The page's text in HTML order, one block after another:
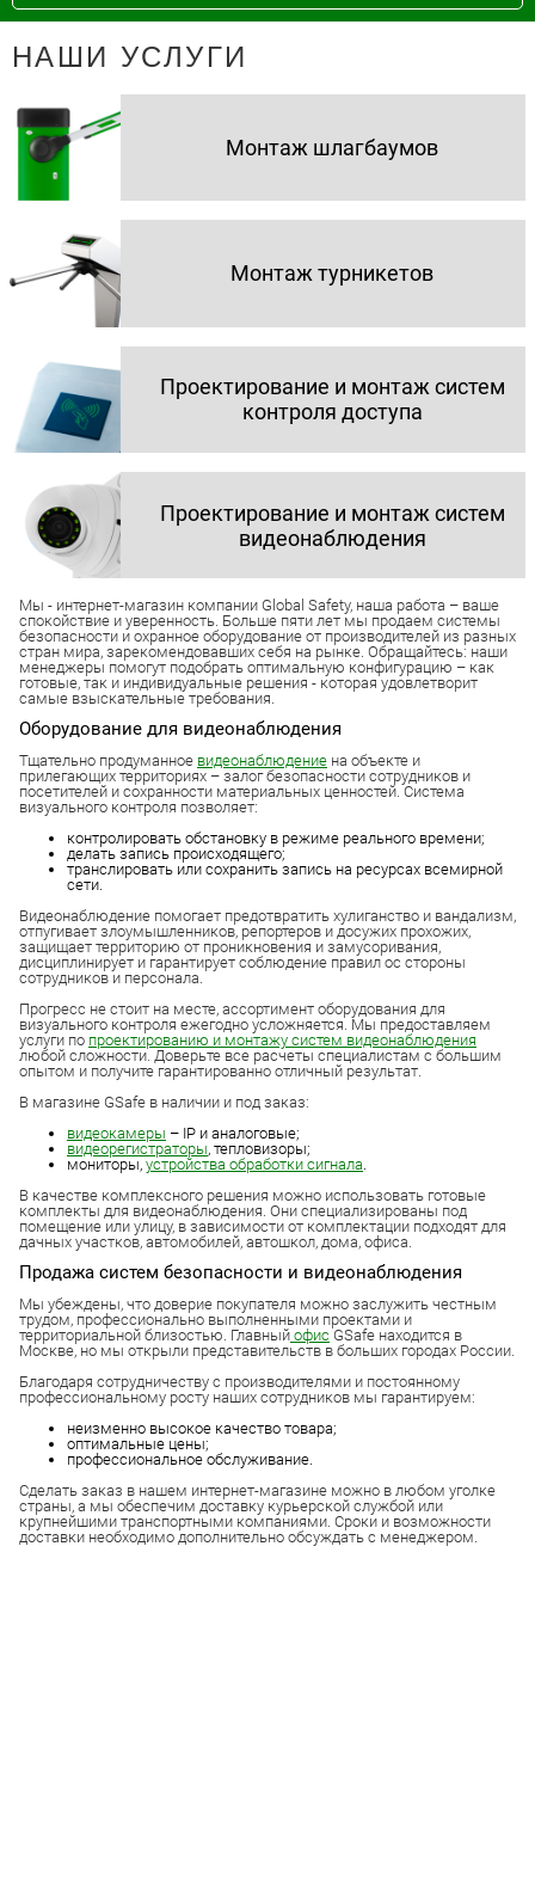
НАШИ УСЛУГИ
Монтаж шлагбаумов
Монтаж турникетов
Проектирование и монтаж систем
контроля доступа
Проектирование и монтаж систем
видеонаблюдения
Мы - интернет-магазин компании Global Safety, наша работа – ваше
спокойствие и уверенность. Больше пяти лет мы продаем системы
безопасности и охранное оборудование от производителей из разных
стран мира, зарекомендовавших себя на рынке. Обращайтесь: наши
менеджеры помогут подобрать оптимальную конфигурацию – как
готовые, так и индивидуальные решения - которая удовлетворит
самые взыскательные требования.
Оборудование для видеонаблюдения
Тщательно продуманное видеонаблюдение на объекте и
прилегающих территориях – залог безопасности сотрудников и
посетителей и сохранности материальных ценностей. Система
визуального контроля позволяет:
контролировать обстановку в режиме реального времени;
делать запись происходящего;
транслировать или сохранить запись на ресурсах всемирной
сети.
Видеонаблюдение помогает предотвратить хулиганство и вандализм,
отпугивает злоумышленников, репортеров и досужих прохожих,
защищает территорию от проникновения и замусоривания,
дисциплинирует и гарантирует соблюдение правил ос стороны
сотрудников и персонала.
Прогресс не стоит на месте, ассортимент оборудования для
визуального контроля ежегодно усложняется. Мы предоставляем
услуги по проектированию и монтажу систем видеонаблюдения
любой сложности. Доверьте все расчеты специалистам с большим
опытом и получите гарантированно отличный результат.
В магазине GSafe в наличии и под заказ:
видеокамеры – IP и аналоговые;
видеорегистраторы, тепловизоры;
мониторы, устройства обработки сигнала.
В качестве комплексного решения можно использовать готовые
комплекты для видеонаблюдения. Они специализированы под
помещение или улицу, в зависимости от комплектации подходят для
дачных участков, автомобилей, автошкол, дома, офиса.
Продажа систем безопасности и видеонаблюдения
Мы убеждены, что доверие покупателя можно заслужить честным
трудом, профессионально выполненными проектами и
территориальной близостью. Главный офис GSafe находится в
Москве, но мы открыли представительств в больших городах России.
Благодаря сотрудничеству с производителями и постоянному
профессиональному росту наших сотрудников мы гарантируем:
неизменно высокое качество товара;
оптимальные цены;
профессиональное обслуживание.
Сделать заказ в нашем интернет-магазине можно в любом уголке
страны, а мы обеспечим доставку курьерской службой или
крупнейшими транспортными компаниями. Сроки и возможности
доставки необходимо дополнительно обсуждать с менеджером.